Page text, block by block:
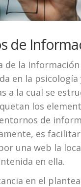
de
de la Información
en la psicología
a la cual se
los
de
es
una web la
en ella.
en el